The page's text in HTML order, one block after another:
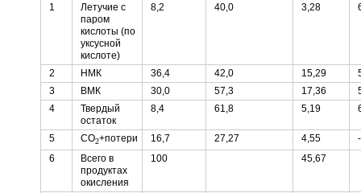
1
Летучие с
паром
кислоты (по
уксусной
кислоте)
8,2 40,0 3,28
2 НМК 36,4 42,0 15,29
3
ВМК 30,0 57,3 17,36
4
Твердый
остаток
8,4 61,8 5,19
5 СО2+потери 16,7 27,27 4,55
-
6
Всего в
продуктах
окисления
100 45,67